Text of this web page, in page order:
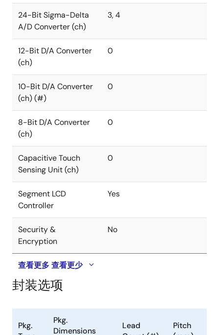
24-Bit Sigma-Delta
A/D Converter (ch)
3, 4
12-Bit D/A Converter
(ch)
0
10-Bit D/A Converter
(ch) (#)
0
8-Bit D/A Converter
(ch)
0
Capacitive Touch
Sensing Unit (ch)
0
Segment LCD
Controller
Yes
Security &
Encryption
No
查看更多查看更少
封装选项
Pkg.
Pkg.
Dimensions
Lead
Pitch